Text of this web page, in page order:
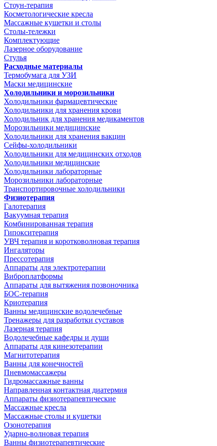
Стоун-терапия
Косметологические кресла
Массажные кушетки и столы
Столы-тележки
Комплектующие
Лазерное оборудование
Стулья
Расходные материалы
Термобумага для УЗИ
Маски медицинские
Холодильники и морозильники
Холодильники фармацевтические
Холодильники для хранения крови
Холодильник для хранения медикаментов
Морозильники медицинские
Холодильники для хранения вакцин
Сейфы-холодильники
Холодильники для медицинских отходов
Холодильники медицинские
Холодильники лабораторные
Морозильники лабораторные
Транспортировочные холодильники
Физиотерапия
Галотерапия
Вакуумная терапия
Комбинированная терапия
Гипокситерапия
УВЧ терапия и коротковолновая терапия
Ингаляторы
Прессотерапия
Аппараты для электротерапии
Виброплатформы
Аппараты для вытяжения позвоночника
БОС-терапия
Криотерапия
Ванны медицинские водолечебные
Тренажеры для разработки суставов
Лазерная терапия
Водолечебные кафедры и души
Аппараты для кинезотерапии
Магнитотерапия
Ванны для конечностей
Пневмомассажеры
Гидромассажные ванны
Направленная контактная диатермия
Аппараты физиотерапевтические
Массажные кресла
Массажные столы и кушетки
Озонотерапия
Ударно-волновая терапия
Ванны физиотерапевтические